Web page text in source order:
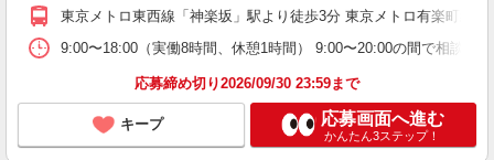
東京メトロ東西線「神楽坂」駅より徒歩3分 東京メトロ有楽町線
9:00〜18:00（実働8時間、休憩1時間） 9:00〜20:00の間で相談
応募締め切り2026/09/30 23:59まで
キープ 応募画面へ進む
かんたん3ステップ！